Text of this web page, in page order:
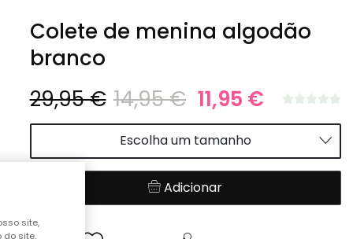
Colete de menina algodão
branco
29,95 € 14,95 € 11,95 €
Escolha um tamanho
Adicionar
site,
do site,